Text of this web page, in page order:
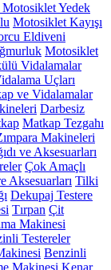
Yedek
Motosiklet Kayışı
Eldiveni
Motosiklet
Vidalamalar
Uçları
ve Vidalamalar
Darbesiz
Matkap Tezgahı
Makineleri
ve Aksesuarları
Çok Amaçlı
Aksesuarları Tilki
Dekupaj Testere
Tırpan Çit
Makinesi
Testereler
Benzinli
Makinesi Kenar